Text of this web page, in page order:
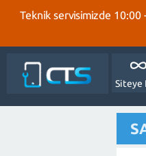
Teknik servisimizde 10:00
Siteye